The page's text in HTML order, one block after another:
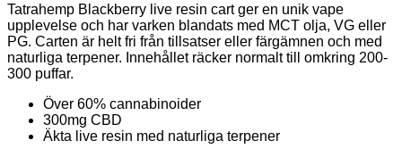
Tatrahemp Blackberry live resin cart ger en unik vape
upplevelse och har varken blandats med MCT olja, VG eller
PG. Carten är helt fri från tillsatser eller färgämnen och med
naturliga terpener. Innehållet räcker normalt till omkring 200-
300 puffar.
Över 60% cannabinoider
300mg CBD
Äkta live resin med naturliga terpener